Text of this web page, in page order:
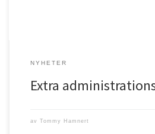
NYHETER
Extra
av Tommy Hamnert